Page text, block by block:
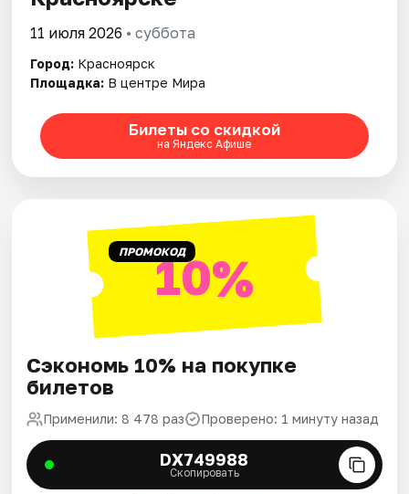
11 июля 2026 • суббота
Город: Красноярск
Площадка: В центре Мира
Билеты со скидкой
на Яндекс Афише
ПРОМОКОД10%
Сэкономь 10% на покупке
билетов
Применили: 8 478 раз Проверено: 1 минуту назад
DX749988
Скопировать